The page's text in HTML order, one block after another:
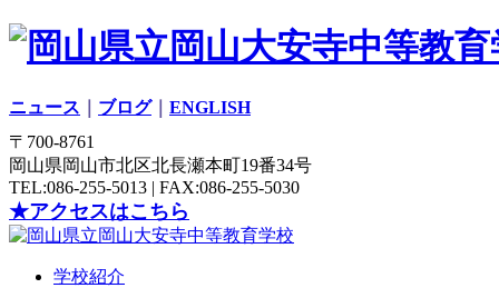
ニュース ブログ｜ ENGLISH
〒700-8761
岡山県岡山市北区北長瀬本町19番34号
TEL:086-255-5013 | FAX:086-255-5030
★アクセスはこちら
学校紹介